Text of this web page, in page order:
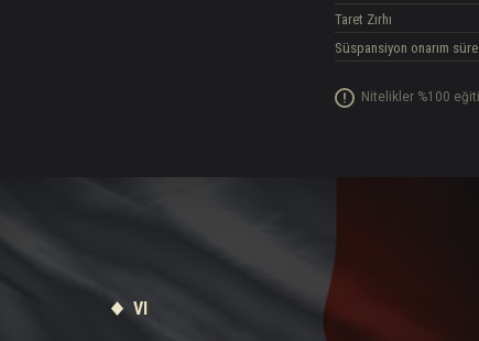
Taret Zırhı
Süspansiyon onarım
Nitelikler %100
VI